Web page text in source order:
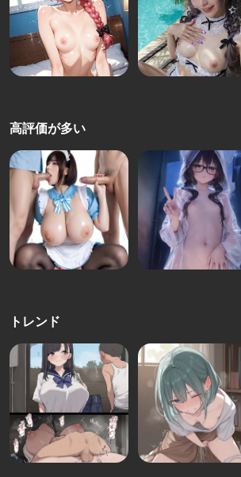
高評価が多い
トレンド